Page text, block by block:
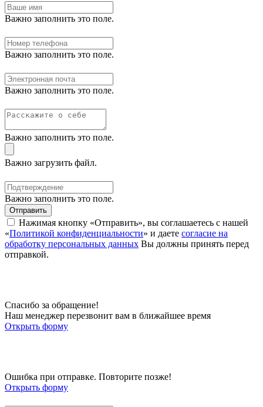
Важно заполнить это поле.
Важно заполнить это поле.
Важно заполнить это поле.
Важно заполнить это поле.
Важно загрузить файл.
Важно заполнить это поле.
Отправить
Нажимая кнопку «Отправить», вы соглашаетесь с нашей
«Политикой конфиденциальности» и даете согласие на
обработку персональных данных Вы должны принять перед
отправкой.
Спасибо за обращение!
Наш менеджер перезвонит вам в ближайшее время
Открыть форму
Ошибка при отправке. Повторите позже!
Открыть форму